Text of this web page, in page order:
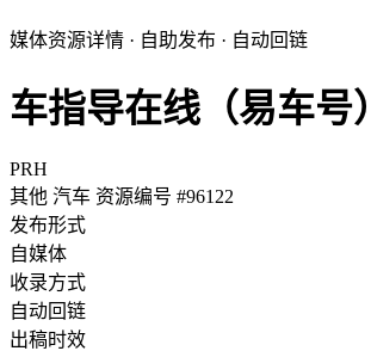
媒体资源详情 · 自助发布 · 自动回链
车指导在线（易车号）
PRH
其他 汽车 资源编号 #96122
发布形式
自媒体
收录方式
自动回链
出稿时效